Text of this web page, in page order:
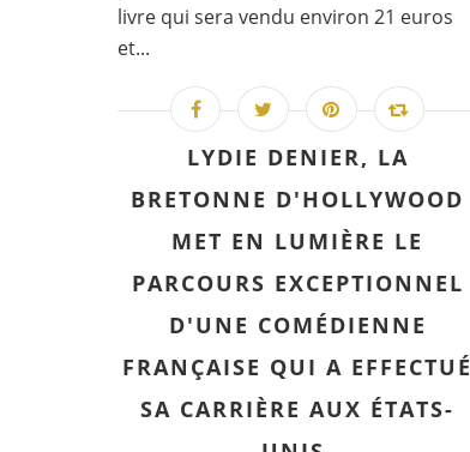
livre qui sera vendu environ 21 euros
et...
LYDIE DENIER, LA
BRETONNE D'HOLLYWOOD
MET EN LUMIÈRE LE
PARCOURS EXCEPTIONNEL
D'UNE COMÉDIENNE
FRANÇAISE QUI A EFFECTUÉ
SA CARRIÈRE AUX ÉTATS-